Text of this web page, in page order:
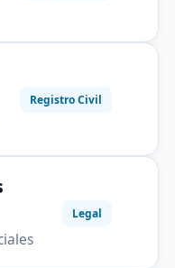
Registro Civil
Legal